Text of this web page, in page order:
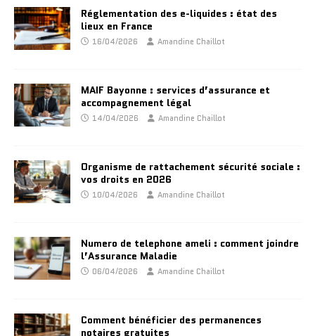
Réglementation des e-liquides : état des
lieux en France
16/04/2026 Amandine Chaillot
MAIF Bayonne : services d’assurance et
accompagnement légal
14/04/2026 Amandine Chaillot
Organisme de rattachement sécurité sociale :
vos droits en 2026
10/04/2026 Amandine Chaillot
Numero de telephone ameli : comment joindre
l’Assurance Maladie
06/04/2026 Amandine Chaillot
Comment bénéficier des permanences
notaires gratuites